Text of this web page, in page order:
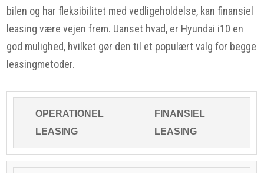
bilen og har fleksibilitet med vedligeholdelse, kan finansiel
leasing være vejen frem. Uanset hvad, er Hyundai i10 en
god mulighed, hvilket gør den til et populært valg for begge
leasingmetoder.
OPERATIONEL
LEASING
FINANSIEL
LEASING